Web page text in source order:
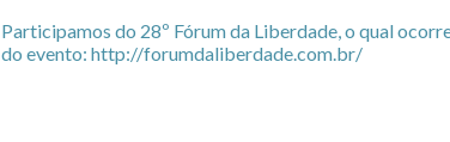
Participamos do 28º Fórum da Liberdade, o qual
do evento: http://forumdaliberdade.com.br/